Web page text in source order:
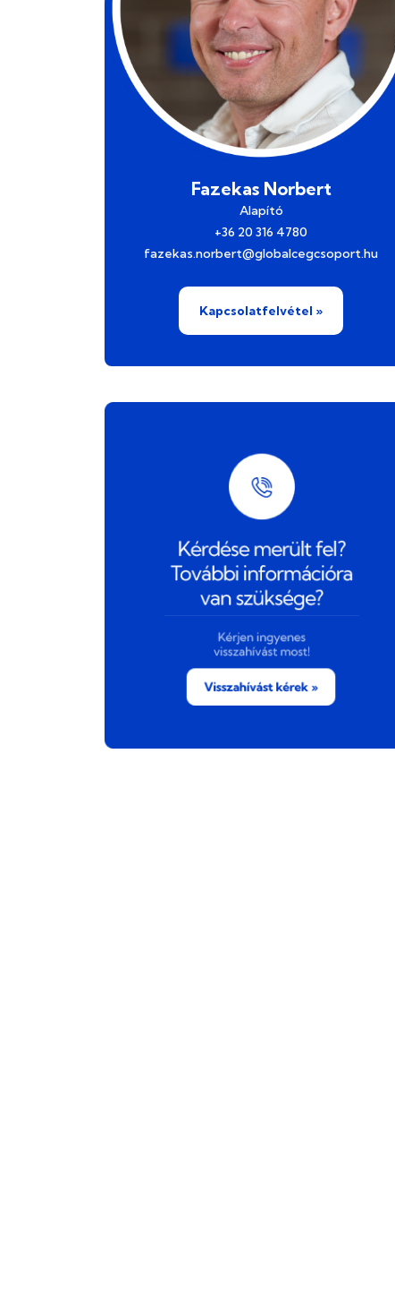
Fazekas Norbert
Alapító
‭+36 20 316 4780‬
fazekas.norbert@globalcegcsoport.hu
Kapcsolatfelvétel »